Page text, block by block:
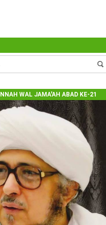
WAL JAMA'AH ABAD KE-21